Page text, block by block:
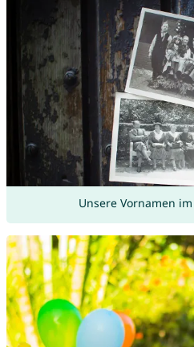
Unsere Vornamen